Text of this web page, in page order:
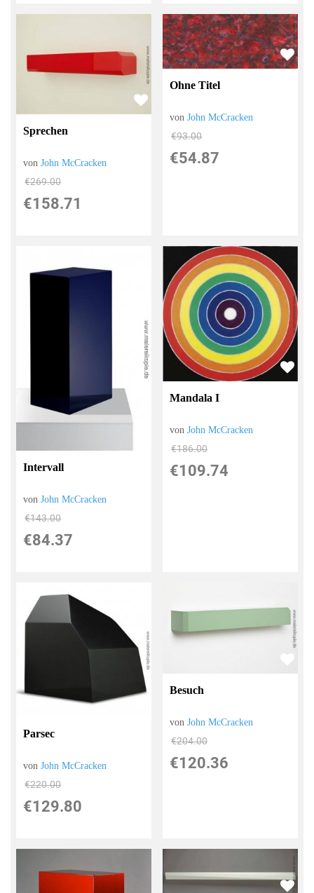
Sprechen
vonJohn McCracken
€269.00
€158.71
Ohne Titel
vonJohn McCracken
€93.00
€54.87
Intervall
vonJohn McCracken
€143.00
€84.37
Mandala I
vonJohn McCracken
€186.00
€109.74
Parsec
vonJohn McCracken
€220.00
€129.80
Besuch
vonJohn McCracken
€204.00
€120.36